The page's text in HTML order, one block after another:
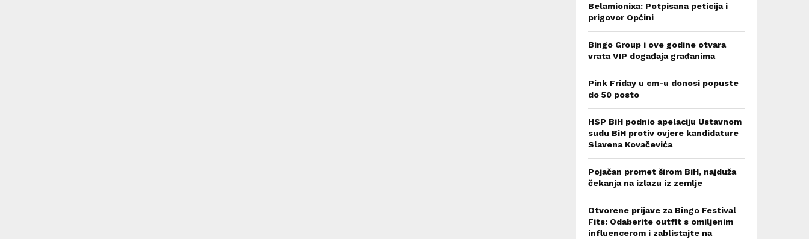
Belamionixa: Potpisana peticija i
prigovor Općini
Bingo Group i ove godine otvara
vrata VIP događaja građanima
Pink Friday u cm-u donosi popuste
do 50 posto
HSP BiH podnio apelaciju Ustavnom
sudu BiH protiv ovjere kandidature
Slavena Kovačevića
Pojačan promet širom BiH, najduža
čekanja na izlazu iz zemlje
Otvorene prijave za Bingo Festival
Fits: Odaberite outfit s omiljenim
influencerom i zablistajte na